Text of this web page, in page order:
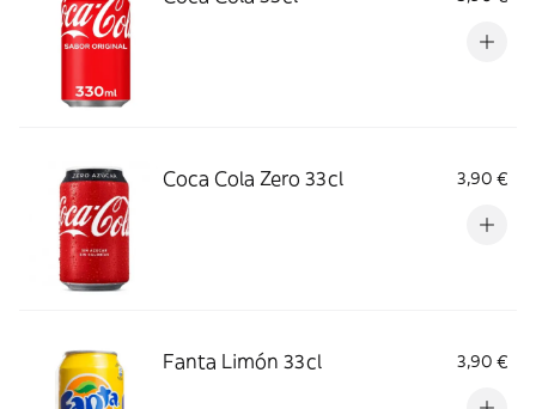
Coca Cola Zero 33cl 3,90 €
Fanta Limón 33cl 3,90 €